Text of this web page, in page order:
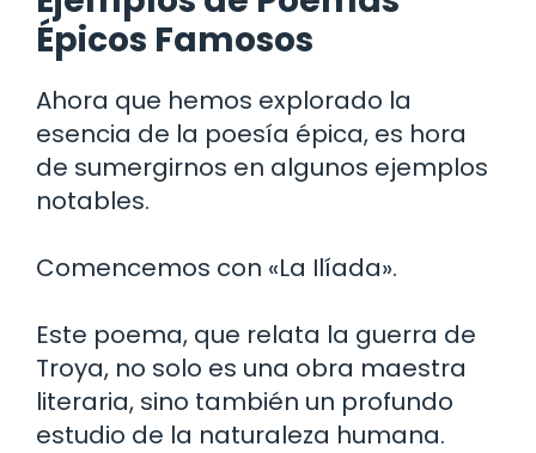
Épicos Famosos
Ahora que hemos explorado la
esencia de la poesía épica, es hora
de sumergirnos en algunos ejemplos
notables.
Comencemos con «La Ilíada».
Este poema, que relata la guerra de
Troya, no solo es una obra maestra
literaria, sino también un profundo
estudio de la naturaleza humana.